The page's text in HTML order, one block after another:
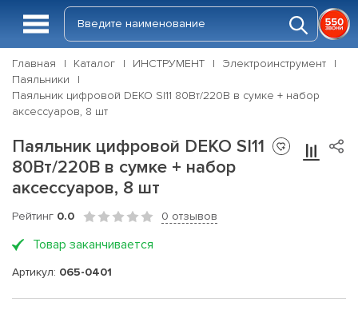
Главная Каталог ИНСТРУМЕНТ
Электроинструмент
Паяльники
Паяльник цифровой DEKO SI11 80Вт/220В в сумке + набор
аксессуаров, 8 шт
Паяльник цифровой DEKO SI11
80Вт/220В в сумке + набор
аксессуаров, 8 шт
Рейтинг 0.0 0 отзывов
Товар заканчивается
Артикул: 065-0401